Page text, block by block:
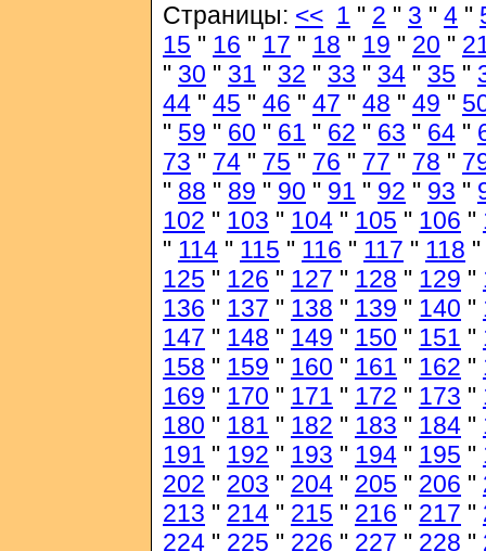
Страницы: << 1 " 2 " 3 " 4 "
15 " 16 " 17 " 18 " 19 " 20 "
" 30 " 31 " 32 " 33 " 34 " 35 "
44 " 45 " 46 " 47 " 48 " 49 "
" 59 " 60 " 61 " 62 " 63 " 64 "
73 " 74 " 75 " 76 " 77 " 78 "
" 88 " 89 " 90 " 91 " 92 " 93 "
102 " 103 " 104 " 105 " 106 "
" 114 " 115 " 116 " 117 " 118 "
125 " 126 " 127 " 128 " 129 "
136 " 137 " 138 " 139 " 140 "
147 " 148 " 149 " 150 " 151 "
158 " 159 " 160 " 161 " 162 "
169 " 170 " 171 " 172 " 173 "
180 " 181 " 182 " 183 " 184 "
191 " 192 " 193 " 194 " 195 "
202 " 203 " 204 " 205 " 206 "
213 " 214 " 215 " 216 " 217 "
224 " 225 " 226 " 227 " 228 "